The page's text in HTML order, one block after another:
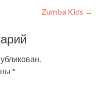
Zumba Kids →
*